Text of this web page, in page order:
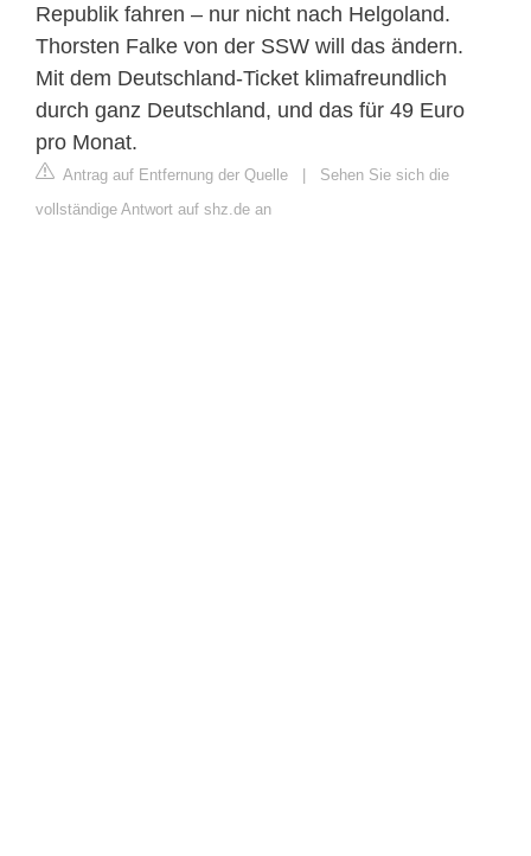
Republik fahren – nur nicht nach Helgoland.
Thorsten Falke von der SSW will das ändern.
Mit dem Deutschland-Ticket klimafreundlich
durch ganz Deutschland, und das für 49 Euro
pro Monat.
Antrag auf Entfernung der Quelle | Sehen Sie sich die
vollständige Antwort auf shz.de an